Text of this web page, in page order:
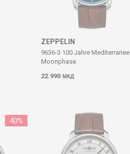
ZEPPELIN
9636-3 100 Jahre Mediterranee
Moonphase
22.990 МКД
40%